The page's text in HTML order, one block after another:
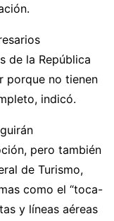
de la República
porque no tienen
indicó.
pero también
de Turismo,
como el “toca-
y líneas aéreas